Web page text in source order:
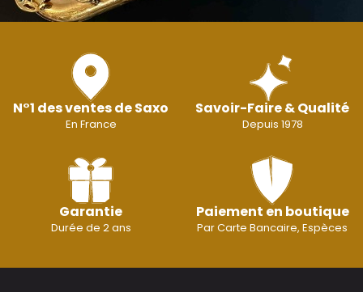
N°1 des ventes de Saxo
En France
Savoir-Faire & Qualité
Depuis 1978
Garantie
Durée de 2 ans
Paiement en boutique
Par Carte Bancaire, Espèces